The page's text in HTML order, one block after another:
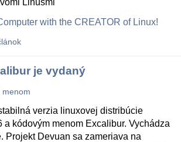
Linusmi
with the CREATOR of Linux!
je vydaný
menom
verzia linuxovej distribúcie
a kódovým menom Excalibur. Vychádza
Projekt Devuan sa zameriava na